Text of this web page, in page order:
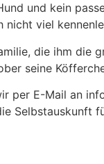
und kein
viel
die ihm die
seine
per E-Mail an
Selbstauskunft